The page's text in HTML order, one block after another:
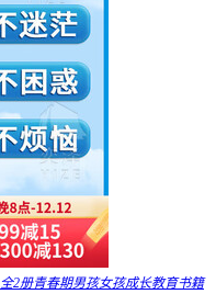
2册青春期男孩女孩成长教育书籍